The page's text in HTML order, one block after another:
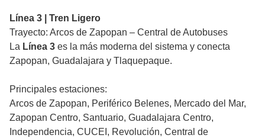
Línea 3 | Tren Ligero
Trayecto: Arcos de Zapopan – Central de Autobuses
La Línea 3 es la más moderna del sistema y conecta
Zapopan, Guadalajara y Tlaquepaque.
Principales estaciones:
Arcos de Zapopan, Periférico Belenes, Mercado del Mar,
Zapopan Centro, Santuario, Guadalajara Centro,
Independencia, CUCEI, Revolución, Central de